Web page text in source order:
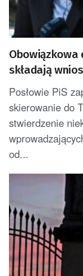
Obowiązkowa
składają
Posłowie PiS
skierowanie do
stwierdzenie
od...